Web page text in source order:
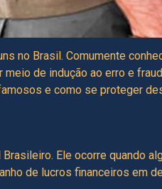
no Brasil. Comumente
de indução ao erro e
e como se proteger
Ele ocorre quando
de lucros financeiros em